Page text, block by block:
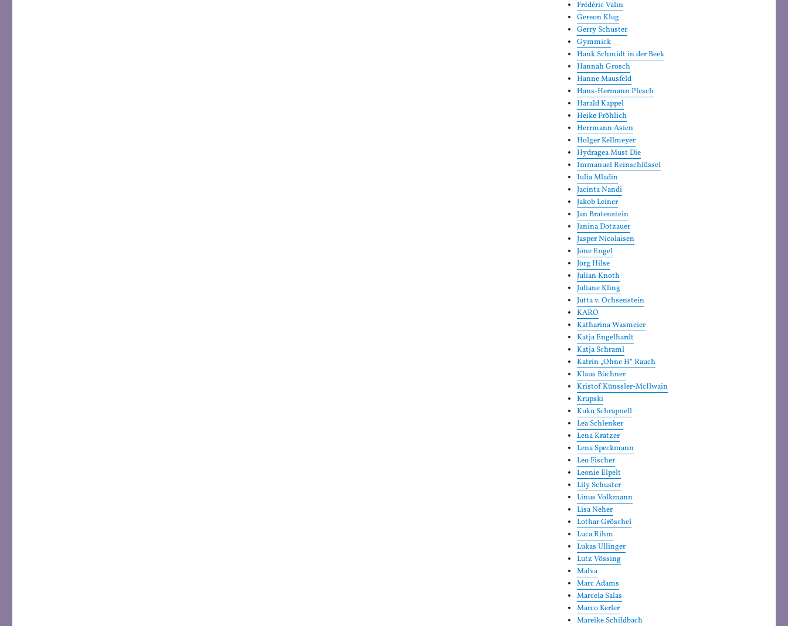
Frédéric Valin
Gereon Klug
Gerry Schuster
Gymmick
Hank Schmidt in der Beek
Hannah Grosch
Hanne Mausfeld
Hans-Hermann Plesch
Harald Kappel
Heike Fröhlich
Herrmann Asien
Holger Kellmeyer
Hydragea Must Die
Immanuel Reinschlüssel
Iulia Mladin
Jacinta Nandi
Jakob Leiner
Jan Bratenstein
Janina Dotzauer
Jasper Nicolaisen
Jone Engel
Jörg Hilse
Julian Knoth
Juliane Kling
Jutta v. Ochsenstein
KARO
Katharina Wasmeier
Katja Engelhardt
Katja Schraml
Katrin „Ohne H“ Rauch
Klaus Büchner
Kristof Künssler-McIlwain
Krupski
Kuku Schrapnell
Lea Schlenker
Lena Kratzer
Lena Speckmann
Leo Fischer
Leonie Elpelt
Lily Schuster
Linus Volkmann
Lisa Neher
Lothar Gröschel
Luca Rihm
Lukas Ullinger
Lutz Vössing
Malva
Marc Adams
Marcela Salas
Marco Kerler
Mareike Schildbach